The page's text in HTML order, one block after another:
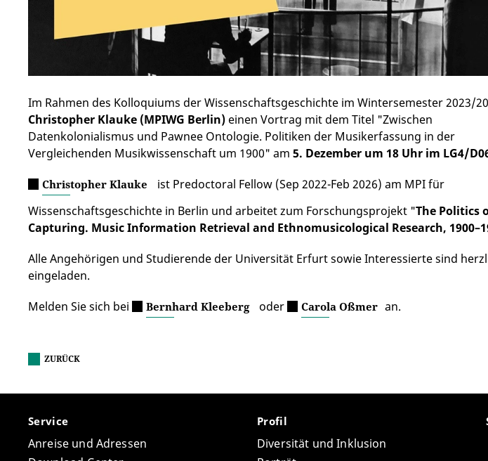
Im Rahmen des Kolloquiums der Wissenschaftsgeschichte im Wintersemester 2023/
Christopher Klauke (MPIWG Berlin) einen Vortrag mit dem Titel "Zwischen
Datenkolonialismus und Pawnee Ontologie. Politiken der Musikerfassung in der
Vergleichenden Musikwissenschaft um 1900" am 5. Dezember um 18 Uhr im LG4/
Christopher Klauke
ist Predoctoral Fellow (Sep 2022-Feb 2026) am MPI für
Wissenschaftsgeschichte in Berlin und arbeitet zum Forschungsprojekt "The Politics
Capturing. Music Information Retrieval and Ethnomusicological Research,
Alle Angehörigen und Studierende der Universität Erfurt sowie Interessierte sind
eingeladen.
Melden Sie sich bei
Bernhard Kleeberg oder Carola Oßmer an.
ZURÜCK
Service
Anreise und Adressen
Profil
Diversität und Inklusion